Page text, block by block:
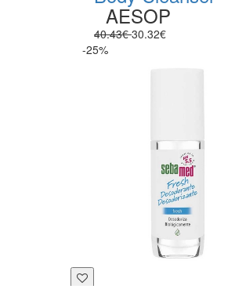
AESOP
40.43€30.32€
-25%